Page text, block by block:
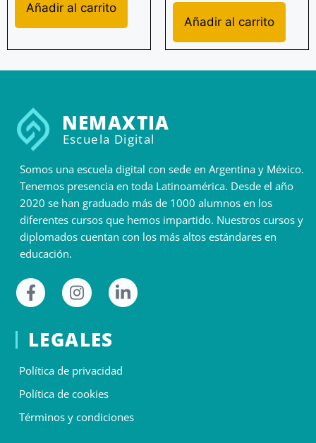
Añadir al carrito
Añadir al carrito
NEMAXTIA
Escuela Digital
Somos una escuela digital con sede en Argentina y México.
Tenemos presencia en toda Latinoamérica. Desde el año
2020 se han graduado más de 1000 alumnos en los
diferentes cursos que hemos impartido. Nuestros cursos y
diplomados cuentan con los más altos estándares en
educación.
LEGALES
Política de privacidad
Política de cookies
Términos y condiciones